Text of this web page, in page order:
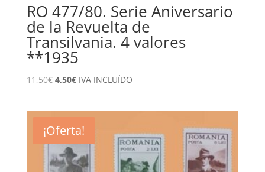
RO 477/80. Serie Aniversario
de la Revuelta de
Transilvania. 4 valores
**1935
11,50€ El
11,50€.
4,50€El
4,50€.
IVA INCLUÍDO
¡Oferta!